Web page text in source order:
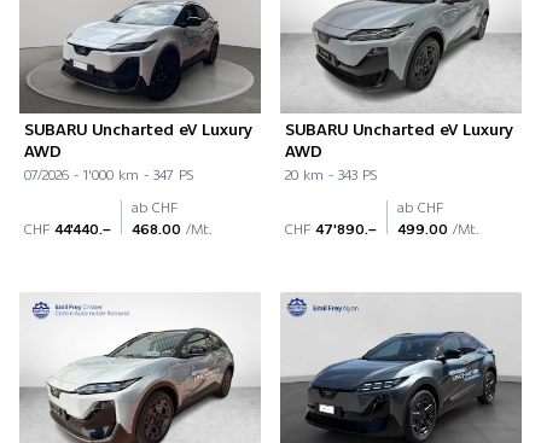
SUBARU Uncharted eV Luxury
AWD
07/2026 - 1'000 km - 347 PS
CHF 44'440.–
ab CHF
468.00 /Mt.
SUBARU Uncharted eV Luxury
AWD
20 km - 343 PS
CHF 47'890.–
ab CHF
499.00 /Mt.